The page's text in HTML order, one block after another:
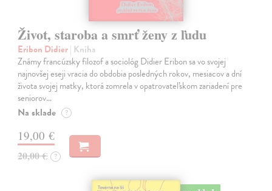
Život, staroba a smrť ženy z ľudu
Eribon Didier| Kniha
Známy francúzsky filozof a sociológ Didier Eribon sa vo svojej
najnovšej eseji vracia do obdobia posledných rokov, mesiacov a dní
života svojej matky, ktorá zomrela v opatrovateľskom zariadení pre
seniorov…
Na sklade ?
19,00 €
20,00 € ?